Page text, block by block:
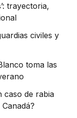
trayectoria,
civiles y
toma las
caso de rabia